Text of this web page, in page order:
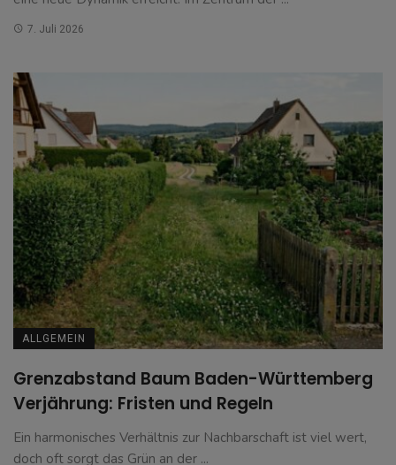
7. Juli 2026
ALLGEMEIN
Grenzabstand Baum Baden-Württemberg
Verjährung: Fristen und Regeln
Ein harmonisches Verhältnis zur Nachbarschaft ist viel wert,
doch oft sorgt das Grün an der ...